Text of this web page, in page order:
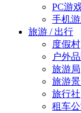
PC游
手机
旅游 / 出行
度假村
户外
旅游局
旅游
旅行社
租车公